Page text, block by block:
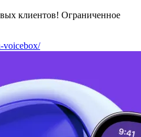
клиентов! Ограниченное
voicebox/